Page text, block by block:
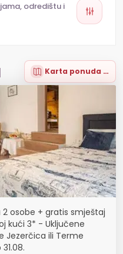
odredištu i
Karta ponuda (1)
2 osobe + gratis smještaj
kući 3* - Uključene
Jezerčica ili Terme